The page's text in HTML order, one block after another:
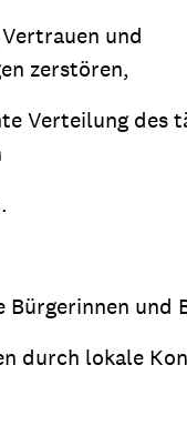
und
zerstören,
Verteilung des
und
durch lokale